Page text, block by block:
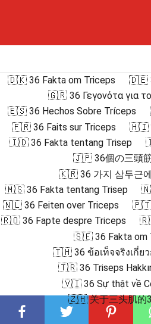
🇩🇰 36 Fakta om Triceps
🇩🇪
🇬🇷 36 Γεγονότα για
🇪🇸 36 Hechos Sobre Tríceps
🇫🇷 36 Faits sur Triceps
🇭🇮
🇮🇩 36 Fakta tentang Trisep
🇯🇵 36個の三頭
🇰🇷 36 가지 삼두근
🇲🇸 36 Fakta tentang Trisep
🇳🇱 36 Feiten over Triceps
🇵🇹
🇷🇴 36 Fapte despre Triceps
🇸🇪 36 Fakta om
🇹🇭 36 ข้อเท็จจริงเกี่ย
🇹🇷 36 Triseps
🇻🇮 36 Sự thật về
🇿🇭 关于三头肌的